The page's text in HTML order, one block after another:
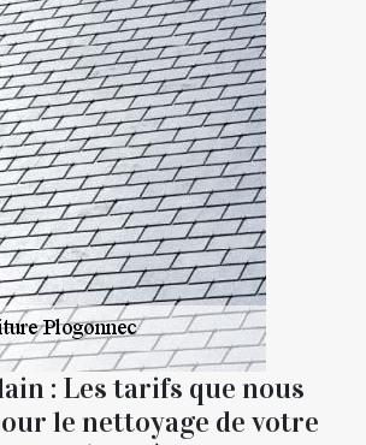
: Les tarifs que nous
le nettoyage de votre